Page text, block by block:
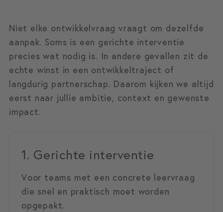
Niet elke ontwikkelvraag vraagt om dezelfde
aanpak. Soms is een gerichte interventie
precies wat nodig is. In andere gevallen zit de
echte winst in een ontwikkeltraject of
langdurig partnerschap. Daarom kijken we altijd
eerst naar jullie ambitie, context en gewenste
impact.
1. Gerichte interventie
Voor teams met een concrete leervraag
die snel en praktisch moet worden
opgepakt.